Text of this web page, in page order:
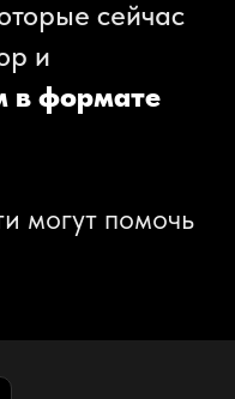
сейчас
и
в формате
могут помочь